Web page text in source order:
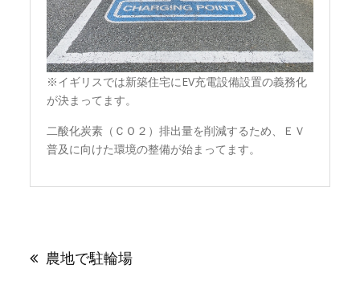
※イギリスでは新築住宅にEV充電設備設置の義務化
が決まってます。
二酸化炭素（ＣＯ２）排出量を削減するため、ＥＶ
普及に向けた環境の整備が始まってます。
ナ 農地で駐輪場